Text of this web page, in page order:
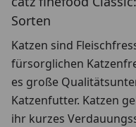
Sorten
Katzen sind
fürsorglichen
es große
Katzenfutter. Katzen
ihr kurzes